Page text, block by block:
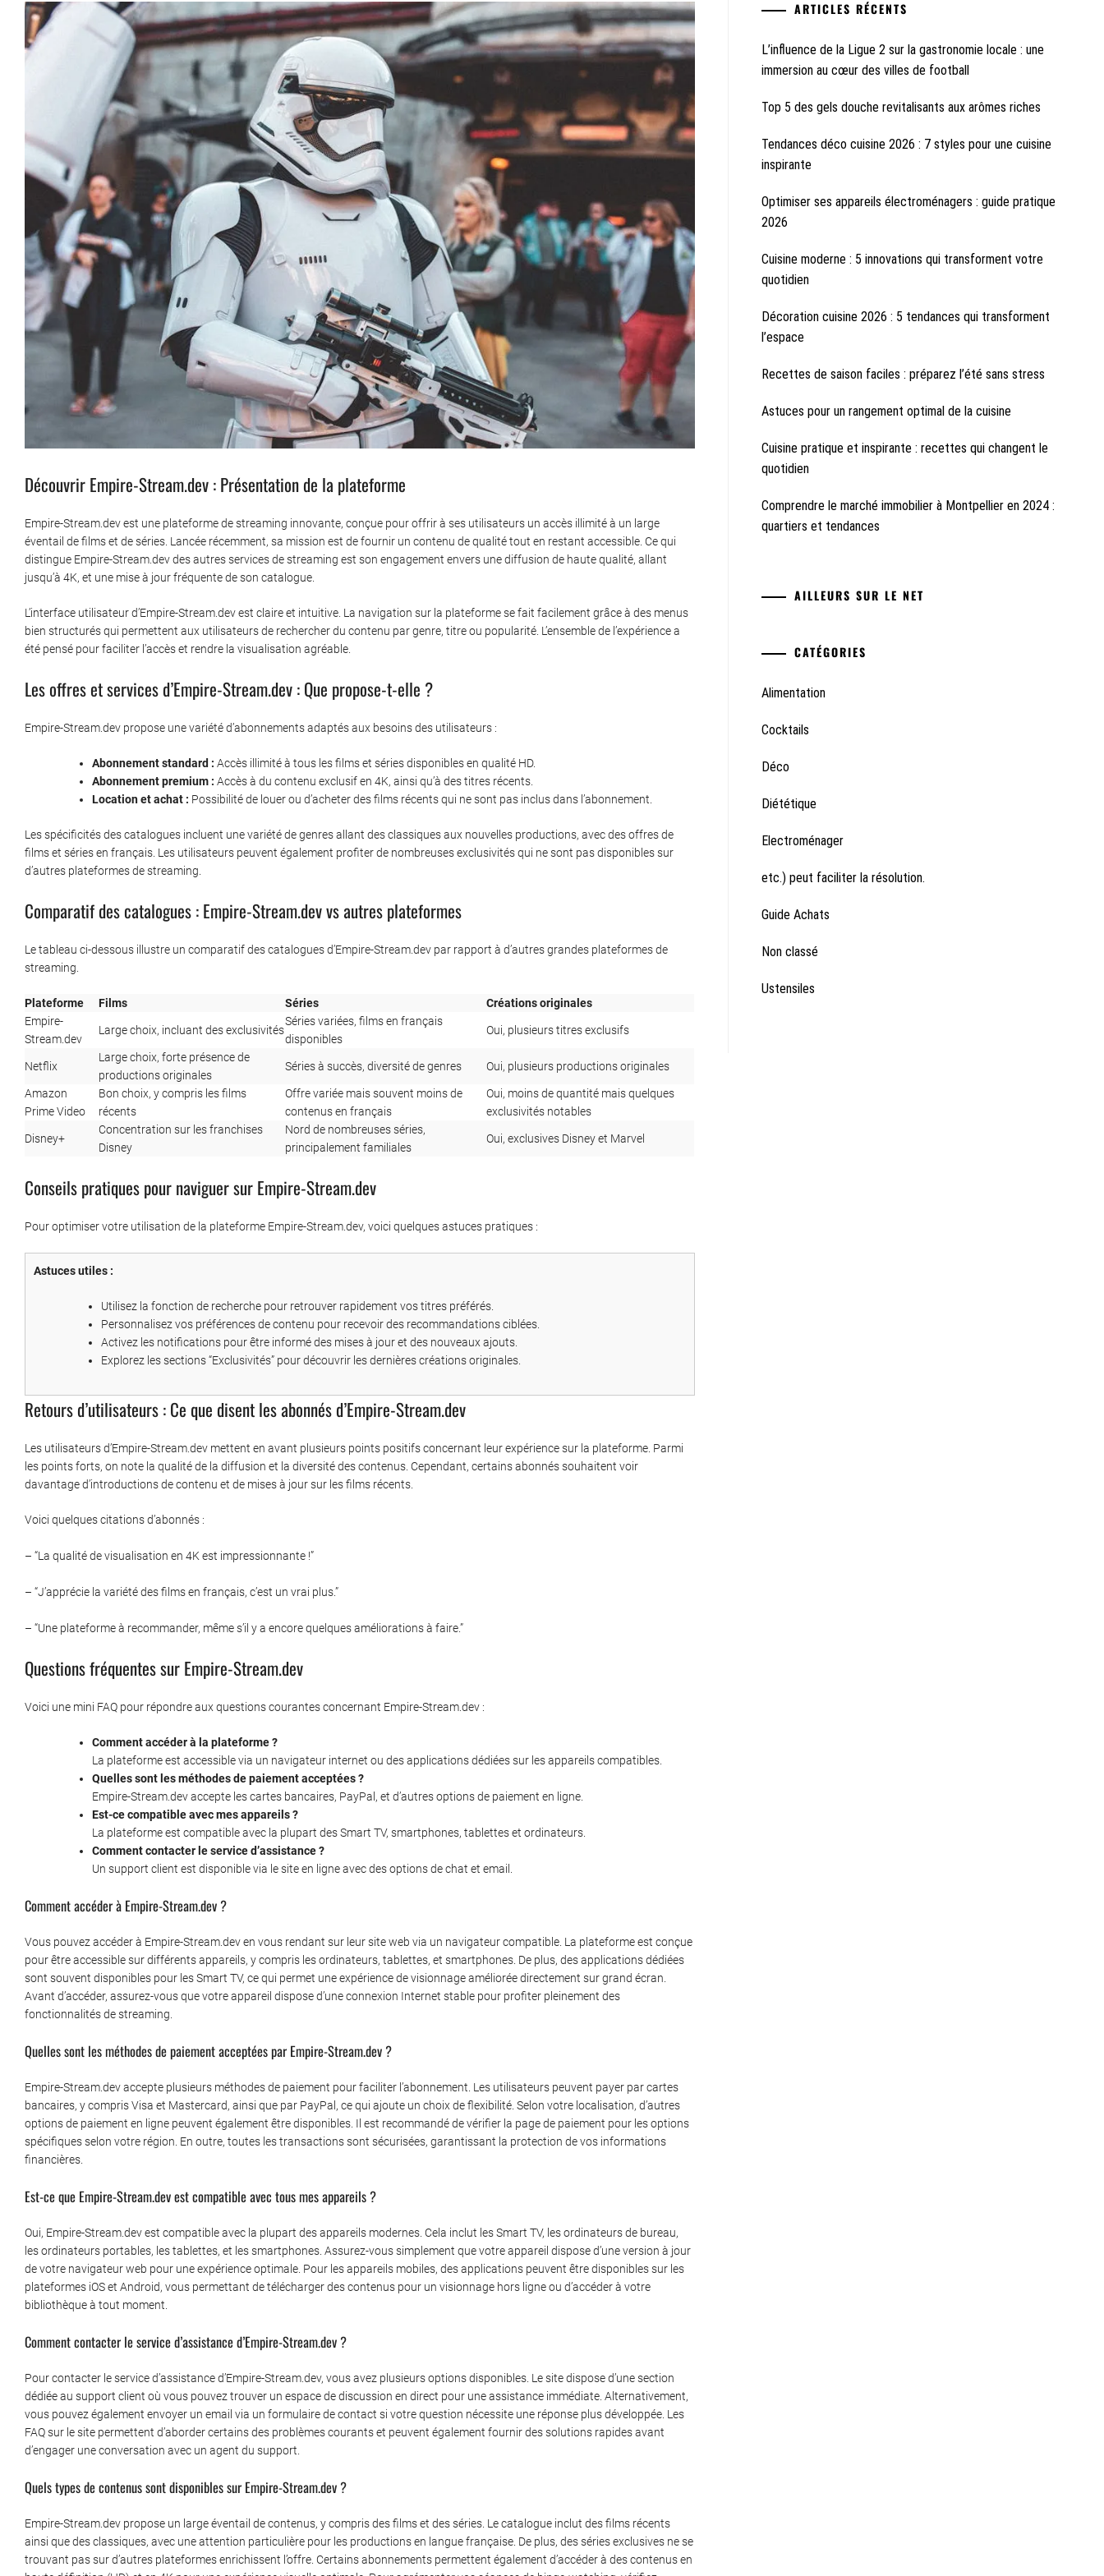
Découvrir Empire-Stream.dev : Présentation de la plateforme
Empire-Stream.dev est une plateforme de streaming innovante, conçue pour offrir à ses utilisateurs un accès illimité à un large
éventail de films et de séries. Lancée récemment, sa mission est de fournir un contenu de qualité tout en restant accessible. Ce qui
distingue Empire-Stream.dev des autres services de streaming est son engagement envers une diffusion de haute qualité, allant
jusqu’à 4K, et une mise à jour fréquente de son catalogue.
L’interface utilisateur d’Empire-Stream.dev est claire et intuitive. La navigation sur la plateforme se fait facilement grâce à des menus
bien structurés qui permettent aux utilisateurs de rechercher du contenu par genre, titre ou popularité. L’ensemble de l’expérience a
été pensé pour faciliter l’accès et rendre la visualisation agréable.
Les offres et services d’Empire-Stream.dev : Que propose-t-elle ?
Empire-Stream.dev propose une variété d’abonnements adaptés aux besoins des utilisateurs :
Abonnement standard : Accès illimité à tous les films et séries disponibles en qualité HD.
Abonnement premium : Accès à du contenu exclusif en 4K, ainsi qu’à des titres récents.
Location et achat : Possibilité de louer ou d’acheter des films récents qui ne sont pas inclus dans l’abonnement.
Les spécificités des catalogues incluent une variété de genres allant des classiques aux nouvelles productions, avec des offres de
films et séries en français. Les utilisateurs peuvent également profiter de nombreuses exclusivités qui ne sont pas disponibles sur
d’autres plateformes de streaming.
Comparatif des catalogues : Empire-Stream.dev vs autres plateformes
Le tableau ci-dessous illustre un comparatif des catalogues d’Empire-Stream.dev par rapport à d’autres grandes plateformes de
streaming.
Plateforme Films Séries
Créations originales
Empire-
Stream.dev
Large choix, incluant des exclusivités
Séries variées, films en français
disponibles
Oui, plusieurs titres exclusifs
Netflix
Large choix, forte présence de
productions originales
Séries à succès, diversité de genres Oui, plusieurs productions originales
Amazon
Prime Video
Bon choix, y compris les films
récents
Offre variée mais souvent moins de
contenus en français
Oui, moins de quantité mais quelques
exclusivités notables
Disney+
Concentration sur les franchises
Disney
Nord de nombreuses séries,
principalement familiales
Oui, exclusives Disney et Marvel
Conseils pratiques pour naviguer sur Empire-Stream.dev
Pour optimiser votre utilisation de la plateforme Empire-Stream.dev, voici quelques astuces pratiques :
Astuces utiles :
Utilisez la fonction de recherche pour retrouver rapidement vos titres préférés.
Personnalisez vos préférences de contenu pour recevoir des recommandations ciblées.
Activez les notifications pour être informé des mises à jour et des nouveaux ajouts.
Explorez les sections “Exclusivités” pour découvrir les dernières créations originales.
Retours d’utilisateurs : Ce que disent les abonnés d’Empire-Stream.dev
Les utilisateurs d’Empire-Stream.dev mettent en avant plusieurs points positifs concernant leur expérience sur la plateforme. Parmi
les points forts, on note la qualité de la diffusion et la diversité des contenus. Cependant, certains abonnés souhaitent voir
davantage d’introductions de contenu et de mises à jour sur les films récents.
Voici quelques citations d’abonnés :
– “La qualité de visualisation en 4K est impressionnante !”
– “J’apprécie la variété des films en français, c’est un vrai plus.”
– “Une plateforme à recommander, même s’il y a encore quelques améliorations à faire.”
Questions fréquentes sur Empire-Stream.dev
Voici une mini FAQ pour répondre aux questions courantes concernant Empire-Stream.dev :
Comment accéder à la plateforme ?
La plateforme est accessible via un navigateur internet ou des applications dédiées sur les appareils compatibles.
Quelles sont les méthodes de paiement acceptées ?
Empire-Stream.dev accepte les cartes bancaires, PayPal, et d’autres options de paiement en ligne.
Est-ce compatible avec mes appareils ?
La plateforme est compatible avec la plupart des Smart TV, smartphones, tablettes et ordinateurs.
Comment contacter le service d’assistance ?
Un support client est disponible via le site en ligne avec des options de chat et email.
Comment accéder à Empire-Stream.dev ?
Vous pouvez accéder à Empire-Stream.dev en vous rendant sur leur site web via un navigateur compatible. La plateforme est conçue
pour être accessible sur différents appareils, y compris les ordinateurs, tablettes, et smartphones. De plus, des applications dédiées
sont souvent disponibles pour les Smart TV, ce qui permet une expérience de visionnage améliorée directement sur grand écran.
Avant d’accéder, assurez-vous que votre appareil dispose d’une connexion Internet stable pour profiter pleinement des
fonctionnalités de streaming.
Quelles sont les méthodes de paiement acceptées par Empire-Stream.dev ?
Empire-Stream.dev accepte plusieurs méthodes de paiement pour faciliter l’abonnement. Les utilisateurs peuvent payer par cartes
bancaires, y compris Visa et Mastercard, ainsi que par PayPal, ce qui ajoute un choix de flexibilité. Selon votre localisation, d’autres
options de paiement en ligne peuvent également être disponibles. Il est recommandé de vérifier la page de paiement pour les options
spécifiques selon votre région. En outre, toutes les transactions sont sécurisées, garantissant la protection de vos informations
financières.
Est-ce que Empire-Stream.dev est compatible avec tous mes appareils ?
Oui, Empire-Stream.dev est compatible avec la plupart des appareils modernes. Cela inclut les Smart TV, les ordinateurs de bureau,
les ordinateurs portables, les tablettes, et les smartphones. Assurez-vous simplement que votre appareil dispose d’une version à jour
de votre navigateur web pour une expérience optimale. Pour les appareils mobiles, des applications peuvent être disponibles sur les
plateformes iOS et Android, vous permettant de télécharger des contenus pour un visionnage hors ligne ou d’accéder à votre
bibliothèque à tout moment.
Comment contacter le service d’assistance d’Empire-Stream.dev ?
Pour contacter le service d’assistance d’Empire-Stream.dev, vous avez plusieurs options disponibles. Le site dispose d’une section
dédiée au support client où vous pouvez trouver un espace de discussion en direct pour une assistance immédiate. Alternativement,
vous pouvez également envoyer un email via un formulaire de contact si votre question nécessite une réponse plus développée. Les
FAQ sur le site permettent d’aborder certains des problèmes courants et peuvent également fournir des solutions rapides avant
d’engager une conversation avec un agent du support.
Quels types de contenus sont disponibles sur Empire-Stream.dev ?
Empire-Stream.dev propose un large éventail de contenus, y compris des films et des séries. Le catalogue inclut des films récents
ainsi que des classiques, avec une attention particulière pour les productions en langue française. De plus, des séries exclusives ne se
trouvant pas sur d’autres plateformes enrichissent l’offre. Certains abonnements permettent également d’accéder à des contenus en
ARTICLES RÉCENTS
L’influence de la Ligue 2 sur la gastronomie locale : une
immersion au cœur des villes de football
Top 5 des gels douche revitalisants aux arômes riches
Tendances déco cuisine 2026 : 7 styles pour une cuisine
inspirante
Optimiser ses appareils électroménagers : guide pratique
2026
Cuisine moderne : 5 innovations qui transforment votre
quotidien
Décoration cuisine 2026 : 5 tendances qui transforment
l’espace
Recettes de saison faciles : préparez l’été sans stress
Astuces pour un rangement optimal de la cuisine
Cuisine pratique et inspirante : recettes qui changent le
quotidien
Comprendre le marché immobilier à Montpellier en 2024 :
quartiers et tendances
AILLEURS SUR LE NET
CATÉGORIES
Alimentation
Cocktails
Déco
Diététique
Electroménager
etc.) peut faciliter la résolution.
Guide Achats
Non classé
Ustensiles